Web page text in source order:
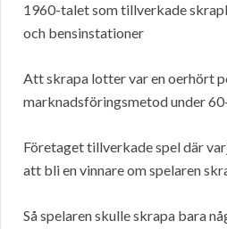
1960-talet som tillverkade
och bensinstationer
Att skrapa lotter var en oerhört
marknadsföringsmetod under
Företaget tillverkade spel där
att bli en vinnare om spelaren
Så spelaren skulle skrapa bara